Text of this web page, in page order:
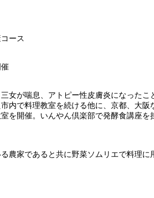
ース
女が喘息、アトピー性皮膚炎になった
内で料理教室を続ける他に、京都、大阪
を開催。いんやん倶楽部で発酵食講座を
農家であると共に野菜ソムリエで料理